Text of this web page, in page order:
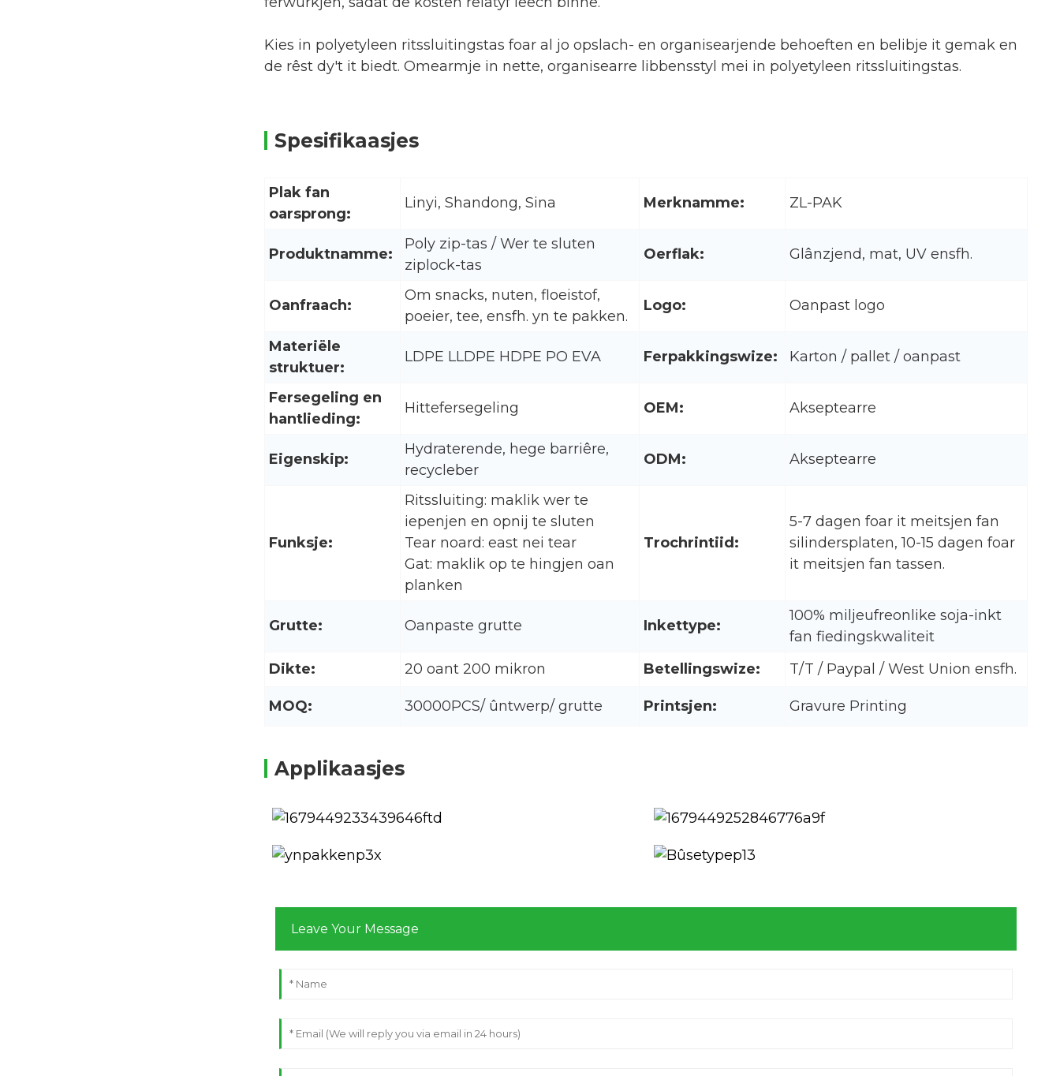
Kies in polyetyleen ritssluitingstas foar al jo opslach- en organisearjende behoeften en belibje it gemak en
de rêst dy't it biedt. Omearmje in nette, organisearre libbensstyl mei in polyetyleen ritssluitingstas.
Spesifikaasjes
Plak fan
oarsprong:
Linyi, Shandong, Sina Merknamme: ZL-PAK
Produktnamme:
Poly zip-tas / Wer te sluten
ziplock-tas
Oerflak: Glânzjend, mat, UV ensfh.
Oanfraach:
Om snacks, nuten, floeistof,
poeier, tee, ensfh. yn te pakken.
Logo: Oanpast logo
Materiële
struktuer:
LDPE LLDPE HDPE PO EVA Ferpakkingswize: Karton / pallet / oanpast
Fersegeling en
hantlieding:
Hittefersegeling OEM: Akseptearre
Eigenskip:
Hydraterende, hege barriêre,
recycleber
ODM: Akseptearre
Funksje:
Ritssluiting: maklik wer te
iepenjen en opnij te sluten
Tear noard: east nei tear
Gat: maklik op te hingjen oan
planken
Trochrintiid:
5-7 dagen foar it meitsjen fan
silindersplaten, 10-15 dagen foar
it meitsjen fan tassen.
Grutte: Oanpaste grutte Inkettype:
100% miljeufreonlike soja-inkt
fan fiedingskwaliteit
Dikte:
20 oant 200 mikron Betellingswize: T/T / Paypal / West Union ensfh.
MOQ: 30000PCS/ ûntwerp/ grutte Printsjen: Gravure Printing
Applikaasjes
Leave Your Message